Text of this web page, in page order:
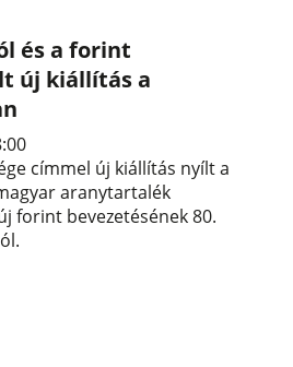
és a forint
új kiállítás a
címmel új kiállítás nyílt a
aranytartalék
forint bevezetésének 80.